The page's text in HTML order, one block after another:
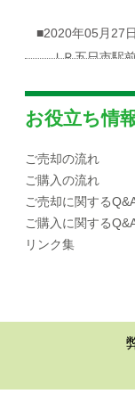
■2020年05月27日
ＪＲ五日市駅
■2020年05月03
ョンの概要
■2020年04月30日
☆海が見渡せ
却物件）を募
お役立ち情
ご売却の流れ
ご購入の流れ
ご売却に関する
ご購入に関する
リンク集